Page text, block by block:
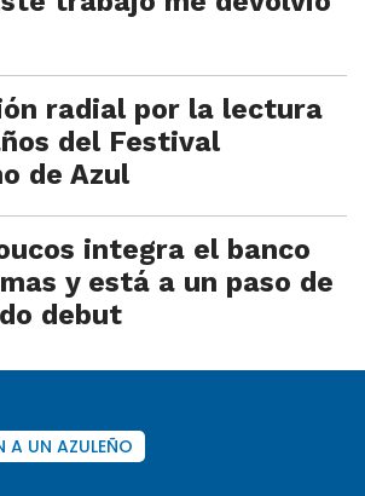
radial por la lectura
del Festival
de Azul
integra el banco
y está a un paso de
debut
A UN AZULEÑO